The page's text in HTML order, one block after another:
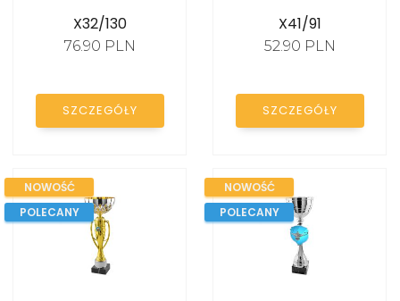
X32/130
76.90 PLN
SZCZEGÓŁY
X41/91
52.90 PLN
SZCZEGÓŁY
NOWOŚĆ
POLECANY
NOWOŚĆ
POLECANY